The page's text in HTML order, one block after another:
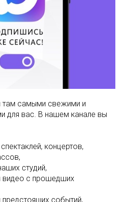
там самыми свежими и
для вас. В нашем канале вы
концертов,
студий,
видео с прошедших
событий,